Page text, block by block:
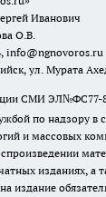
Иванович
О.В.
info@ngnovoros.ru
ул. Мурата
СМИ ЭЛ№ФС77-
по надзору в
и массовых
изданиях, а
издание